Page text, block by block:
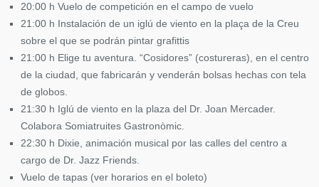
20:00 h Vuelo de competición en el campo de vuelo
21:00 h Instalación de un iglú de viento en la plaça de la Creu
sobre el que se podrán pintar grafittis
21:00 h Elige tu aventura. “Cosidores” (costureras), en el centro
de la ciudad, que fabricarán y venderán bolsas hechas con tela
de globos.
21:30 h Iglú de viento en la plaza del Dr. Joan Mercader.
Colabora Somiatruites Gastronòmic.
22:30 h Dixie, animación musical por las calles del centro a
cargo de Dr. Jazz Friends.
Vuelo de tapas (ver horarios en el boleto)